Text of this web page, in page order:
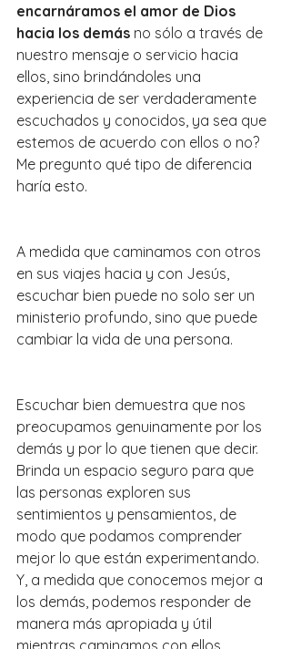
encarnáramos el amor de Dios
hacia los demás no sólo a través de
nuestro mensaje o servicio hacia
ellos, sino brindándoles una
experiencia de ser verdaderamente
escuchados y conocidos, ya sea que
estemos de acuerdo con ellos o no?
Me pregunto qué tipo de diferencia
haría esto.
A medida que caminamos con otros
en sus viajes hacia y con Jesús,
escuchar bien puede no solo ser un
ministerio profundo, sino que puede
cambiar la vida de una persona.
Escuchar bien demuestra que nos
preocupamos genuinamente por los
demás y por lo que tienen que decir.
Brinda un espacio seguro para que
las personas exploren sus
sentimientos y pensamientos, de
modo que podamos comprender
mejor lo que están experimentando.
Y, a medida que conocemos mejor a
los demás, podemos responder de
manera más apropiada y útil